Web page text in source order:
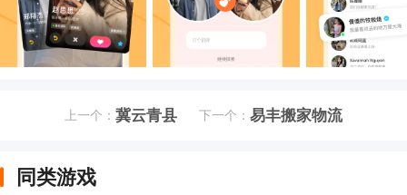
上一个：冀云青县 下一个： 易丰搬家物流
同类游戏